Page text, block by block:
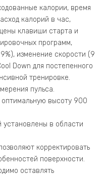
калории, время
калорий в час,
клавиши старта и
программ,
изменение скорости (9
Down для постепенного
тренировке.
пульса.
высоту 900
в области
корректировать
поверхности.
оставлять